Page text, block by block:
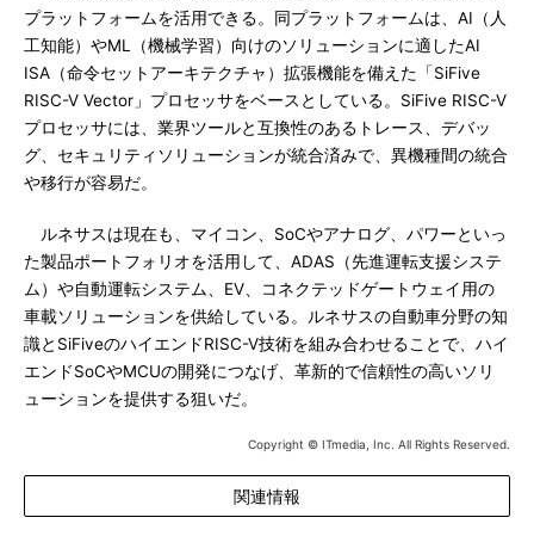
プラットフォームを活用できる。同プラットフォームは、AI（人
工知能）やML（機械学習）向けのソリューションに適したAI
ISA（命令セットアーキテクチャ）拡張機能を備えた「SiFive
RISC-V Vector」プロセッサをベースとしている。SiFive RISC-V
プロセッサには、業界ツールと互換性のあるトレース、デバッ
グ、セキュリティソリューションが統合済みで、異機種間の統合
や移行が容易だ。
ルネサスは現在も、マイコン、SoCやアナログ、パワーといっ
た製品ポートフォリオを活用して、ADAS（先進運転支援システ
ム）や自動運転システム、EV、コネクテッドゲートウェイ用の
車載ソリューションを供給している。ルネサスの自動車分野の知
識とSiFiveのハイエンドRISC-V技術を組み合わせることで、ハイ
エンドSoCやMCUの開発につなげ、革新的で信頼性の高いソリ
ューションを提供する狙いだ。
Copyright © ITmedia, Inc. All Rights Reserved.
関連情報